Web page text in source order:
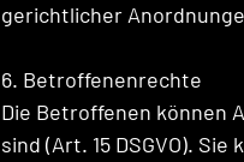
gerichtlicher
6. Betroffenenrechte
Die Betroffenen können
sind (Art. 15 DSGVO).